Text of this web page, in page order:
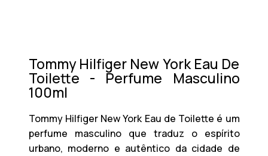
Tommy Hilfiger New York Eau De
Toilette - Perfume Masculino
100ml
Tommy Hilfiger New York Eau de Toilette é um
perfume masculino que traduz o espírito
urbano, moderno e autêntico da cidade de